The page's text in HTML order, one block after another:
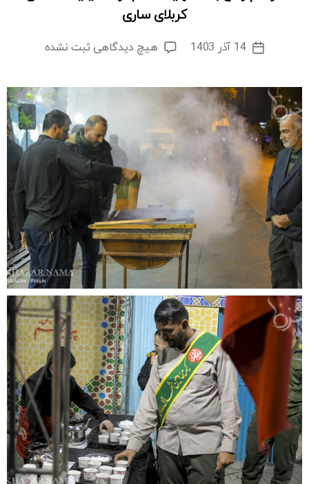
کربلای ساری
تاریخ
14 آذر 1403 هیچ دیدگاهی برای
۷
شهید
گمنام
در
حسینیه
عاشقان
کربلای
ساری
ثبت نشده